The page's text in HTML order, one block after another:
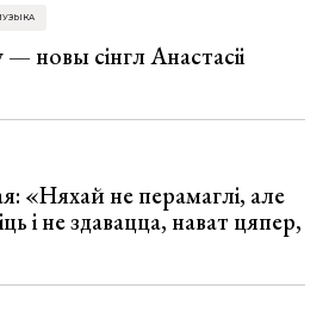
новы сінгл Анастасіі
«Няхай не перамаглі, але
і не здавацца, нават цяпер,